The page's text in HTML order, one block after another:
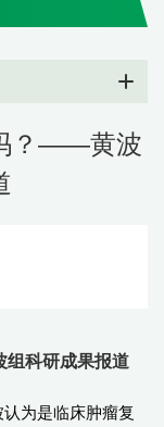
？——黄波
科研成果报道
为是临床肿瘤复